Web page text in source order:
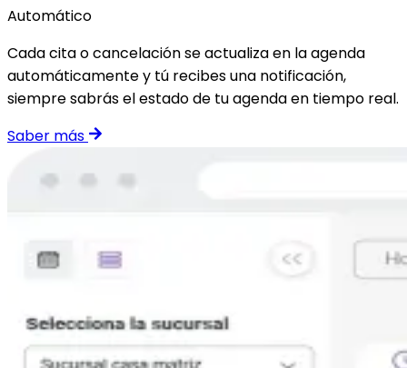
Automático
Cada cita o cancelación se actualiza en la agenda
automáticamente y tú recibes una notificación,
siempre sabrás el estado de tu agenda en tiempo real.
Saber más